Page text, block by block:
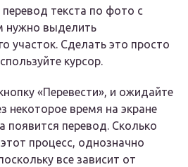
текста по фото с
нужно выделить
участок. Сделать это просто
курсор.
«Перевести», и ожидайте
некоторое время на экране
появится перевод. Сколько
процесс, однозначно
все зависит от